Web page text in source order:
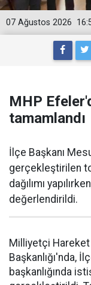
07 Ağustos 2026
MHP
tamamlandı
İlçe Başkanı
gerçekleştirilen
dağılımı
değerlendirildi.
Milliyetçi
Başkanlığı'nda,
başkanlığında